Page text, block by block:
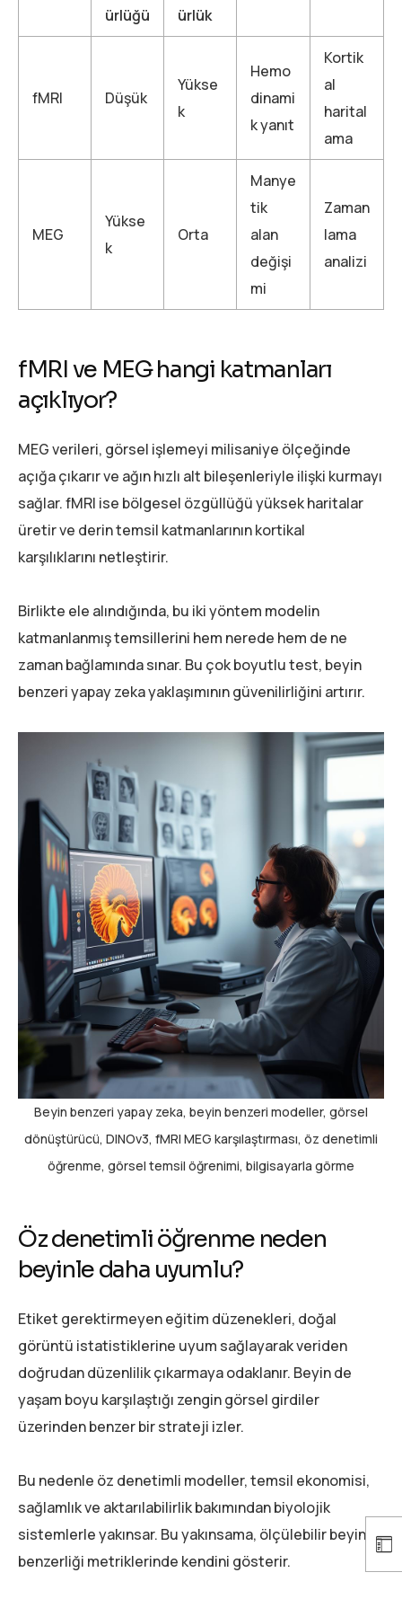
ürlüğü ürlük
fMRI Düşük
Yükse
k
Hemo
dinami
k yanıt
Kortik
al
harital
ama
MEG
Yükse
k
Orta
Manye
tik
alan
değişi
mi
Zaman
lama
analizi
fMRI ve MEG hangi katmanları
açıklıyor?
MEG verileri, görsel işlemeyi milisaniye ölçeğinde
açığa çıkarır ve ağın hızlı alt bileşenleriyle ilişki kurmayı
sağlar. fMRI ise bölgesel özgüllüğü yüksek haritalar
üretir ve derin temsil katmanlarının kortikal
karşılıklarını netleştirir.
Birlikte ele alındığında, bu iki yöntem modelin
katmanlanmış temsillerini hem nerede hem de ne
zaman bağlamında sınar. Bu çok boyutlu test, beyin
benzeri yapay zeka yaklaşımının güvenilirliğini artırır.
Beyin benzeri yapay zeka, beyin benzeri modeller, görsel
dönüştürücü, DINOv3, fMRI MEG karşılaştırması, öz denetimli
öğrenme, görsel temsil öğrenimi, bilgisayarla görme
Öz denetimli öğrenme neden
beyinle daha uyumlu?
Etiket gerektirmeyen eğitim düzenekleri, doğal
görüntü istatistiklerine uyum sağlayarak veriden
doğrudan düzenlilik çıkarmaya odaklanır. Beyin de
yaşam boyu karşılaştığı zengin görsel girdiler
üzerinden benzer bir strateji izler.
Bu nedenle öz denetimli modeller, temsil ekonomisi,
sağlamlık ve aktarılabilirlik bakımından biyolojik
sistemlerle yakınsar. Bu yakınsama, ölçülebilir beyin
benzerliği metriklerinde kendini gösterir.